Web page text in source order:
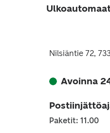
Nilsiäntie 72,
Avoinna
Paketit: 11.00